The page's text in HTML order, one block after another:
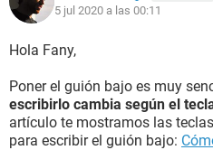
5 jul 2020 a las 00:11
Hola Fany,
Poner el guión bajo es muy
escribirlo cambia según el
artículo te mostramos las
para escribir el guión bajo: